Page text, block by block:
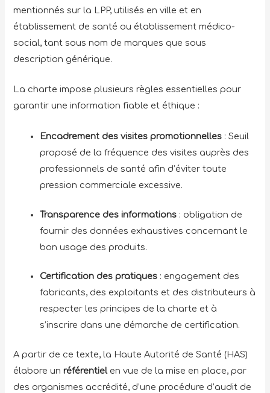
mentionnés sur la LPP, utilisés en ville et en
établissement de santé ou établissement médico-
social, tant sous nom de marques que sous
description générique.
La charte impose plusieurs règles essentielles pour
garantir une information fiable et éthique :
Encadrement des visites promotionnelles : Seuil
proposé de la fréquence des visites auprès des
professionnels de santé afin d’éviter toute
pression commerciale excessive.
Transparence des informations : obligation de
fournir des données exhaustives concernant le
bon usage des produits.
Certification des pratiques : engagement des
fabricants, des exploitants et des distributeurs à
respecter les principes de la charte et à
s’inscrire dans une démarche de certification.
A partir de ce texte, la Haute Autorité de Santé (HAS)
élabore unréférentiel en vue de la mise en place, par
des organismes accrédité, d’une procédure d’audit de